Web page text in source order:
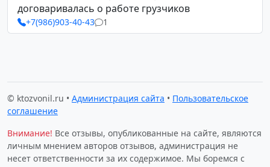
договаривалась о работе грузчиков
+7(986)903-40-43 1
© ktozvonil.ru • Администрация сайта • Пользовательское
соглашение
Внимание! Все отзывы, опубликованные на сайте, являются
личным мнением авторов отзывов, администрация не
несет ответственности за их содержимое. Мы боремся с